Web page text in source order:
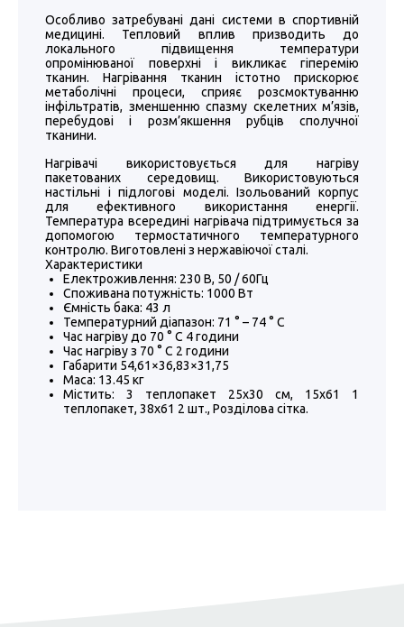
Особливо затребувані дані системи в спортивній
медицині. Тепловий вплив призводить до
локального підвищення температури
опромінюваної поверхні і викликає гіперемію
тканин. Нагрівання тканин істотно прискорює
метаболічні процеси, сприяє розсмоктуванню
інфільтратів, зменшенню спазму скелетних м’язів,
перебудові і розм’якшення рубців сполучної
тканини.
Нагрівачі використовується для нагріву
пакетованих середовищ. Використовуються
настільні і підлогові моделі. Ізольований корпус
для ефективного використання енергії.
Температура всередині нагрівача підтримується за
допомогою термостатичного температурного
контролю. Виготовлені з нержавіючої сталі.
Характеристики
Електроживлення: 230 В, 50 / 60Гц
Споживана потужність: 1000 Вт
Ємність бака: 43 л
Температурний діапазон: 71 ° – 74 ° C
Час нагріву до 70 ° C 4 години
Час нагріву з 70 ° C 2 години
Габарити 54,61×36,83×31,75
Маса: 13.45 кг
Містить: 3 теплопакет 25х30 см, 15х61 1
теплопакет, 38х61 2 шт., Розділова сітка.